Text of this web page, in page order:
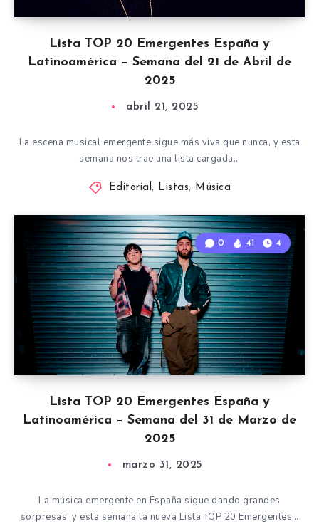
Lista TOP 20 Emergentes España y
Latinoamérica – Semana del 21 de Abril de
2025
abril 21, 2025
La escena musical emergente sigue más viva que nunca, y esta
semana nos trae una lista cargada…
Editorial, Listas, Música
Lista TOP 20 Emergentes España y
Latinoamérica – Semana del 31 de Marzo de
2025
0 41 4
marzo 31, 2025
La música emergente en España sigue dando grandes
sorpresas, y esta semana la nueva Lista TOP 20 Emergentes…